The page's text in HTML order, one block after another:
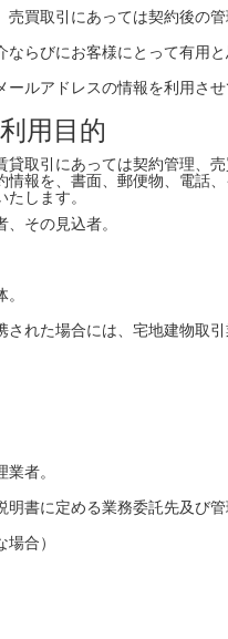
買取引にあっては契約後の
らびにお客様にとって有用
ルアドレスの情報を利用さ
用目的
取引にあっては契約管理、
報を、書面、郵便物、電話
します。
その見込者。
れた場合には、宅地建物取
者。
書に定める業務委託先及び
合）